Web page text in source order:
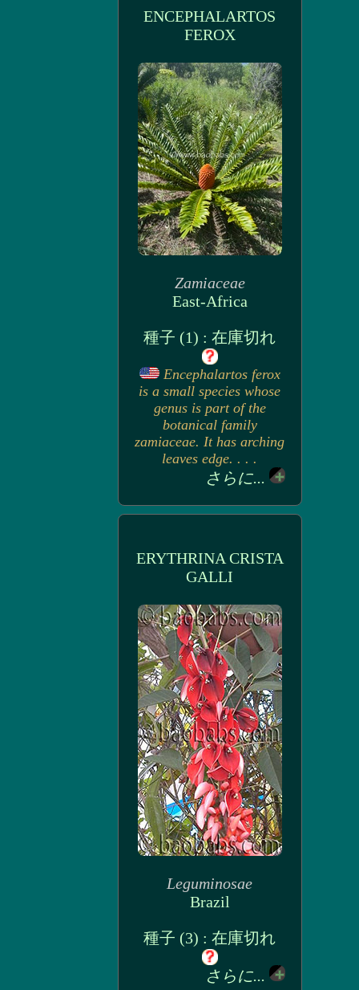
ENCEPHALARTOS
FEROX
Zamiaceae
East-Africa
種子 (1) : 在庫切れ
Encephalartos ferox
is a small species whose
genus is part of the
botanical family
zamiaceae. It has arching
leaves edge. . . .
さらに...
ERYTHRINA CRISTA
GALLI
Leguminosae
Brazil
種子 (3) : 在庫切れ
さらに...